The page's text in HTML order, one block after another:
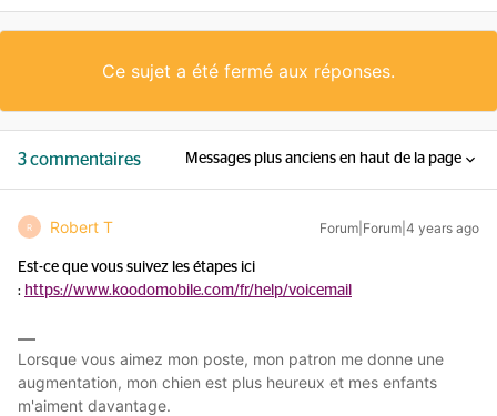
Ce sujet a été fermé aux réponses.
3 commentaires Messages plus anciens en haut de la page
R Robert T Forum|Forum|4 years ago
Est-ce que vous suivez les étapes ici
: https://www.koodomobile.com/fr/help/voicemail
Lorsque vous aimez mon poste, mon patron me donne une
augmentation, mon chien est plus heureux et mes enfants
m'aiment davantage.